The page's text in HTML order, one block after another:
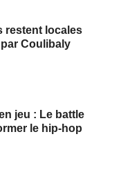
restent locales
Coulibaly
jeu : Le battle
le hip-hop